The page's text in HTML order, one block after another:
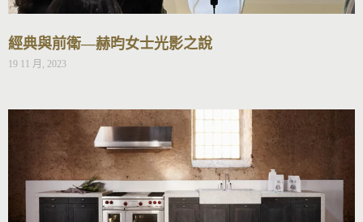
經典與前衛—赫昀女士光影之說
19 11 月, 2023